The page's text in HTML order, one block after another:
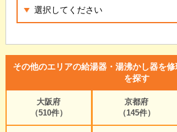
その他のエリアの給湯器・湯沸かし器を
を探す
大阪府
（510件）
京都府
（145件）